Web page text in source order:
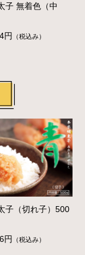
子 無着色（中
円
（税込み）
子（切れ子）500
円
（税込み）